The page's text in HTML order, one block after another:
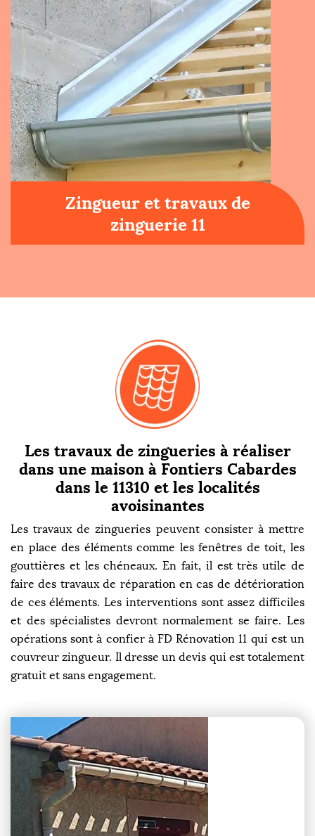
Zingueur et travaux de
zinguerie 11
Les travaux de zingueries à réaliser
dans une maison à Fontiers Cabardes
dans le 11310 et les localités
avoisinantes
Les travaux de zingueries peuvent consister à mettre
en place des éléments comme les fenêtres de toit, les
gouttières et les chéneaux. En fait, il est très utile de
faire des travaux de réparation en cas de détérioration
de ces éléments. Les interventions sont assez difficiles
et des spécialistes devront normalement se faire. Les
opérations sont à confier à FD Rénovation 11 qui est un
couvreur zingueur. Il dresse un devis qui est totalement
gratuit et sans engagement.